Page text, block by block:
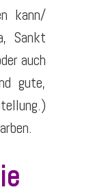
kann/
Sankt
auch
gute,